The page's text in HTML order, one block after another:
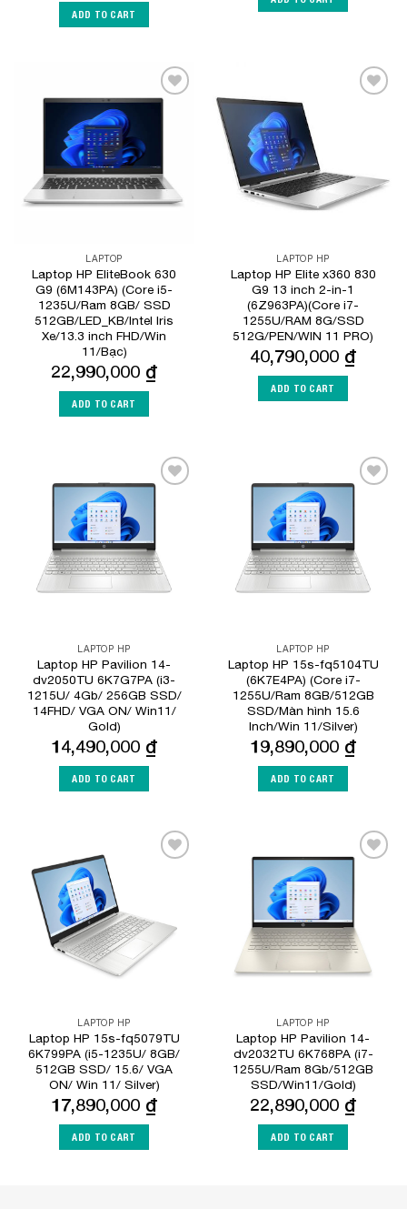
ADD TO CART
LAPTOP
Laptop HP EliteBook 630
G9 (6M143PA) (Core i5-
1235U/Ram 8GB/ SSD
512GB/LED_KB/Intel Iris
Xe/13.3 inch FHD/Win
11/Bạc)
22,990,000 ₫
ADD TO CART
LAPTOP HP
Laptop HP Elite x360 830
G9 13 inch 2-in-1
(6Z963PA)(Core i7-
1255U/RAM 8G/SSD
512G/PEN/WIN 11 PRO)
40,790,000 ₫
ADD TO CART
LAPTOP HP
Laptop HP Pavilion 14-
dv2050TU 6K7G7PA (i3-
1215U/ 4Gb/ 256GB SSD/
14FHD/ VGA ON/ Win11/
Gold)
14,490,000 ₫
ADD TO CART
LAPTOP HP
Laptop HP 15s-fq5104TU
(6K7E4PA) (Core i7-
1255U/Ram 8GB/512GB
SSD/Màn hình 15.6
Inch/Win 11/Silver)
19,890,000 ₫
ADD TO CART
LAPTOP HP
Laptop HP 15s-fq5079TU
6K799PA (i5-1235U/ 8GB/
512GB SSD/ 15.6/ VGA
ON/ Win 11/ Silver)
17,890,000 ₫
ADD TO CART
LAPTOP HP
Laptop HP Pavilion 14-
dv2032TU 6K768PA (i7-
1255U/Ram 8Gb/512GB
SSD/Win11/Gold)
22,890,000 ₫
ADD TO CART